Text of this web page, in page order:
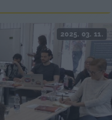
2025. 03. 11.